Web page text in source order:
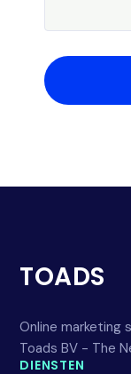
TOADS
Online marketing
Toads BV - The
DIENSTEN